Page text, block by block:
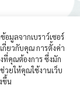
อมูลจากเบราว์เซอร์
ยวกับคุณ การตั้งค่า
ที่คุณต้องการ ซึ่งมัก
วยให้คุณใช้งานเว็บ
ขึ้น